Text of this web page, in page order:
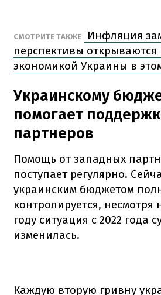
СМОТРИТЕ ТАКЖЕ
Инфляция
перспективы открываются
экономикой Украины в
Украинскому
помогает
партнеров
Помощь от западных
поступает регулярно.
украинским бюджетом
контролируется, несмотря
году ситуация с 2022 года
изменилась.
Каждую вторую гривну